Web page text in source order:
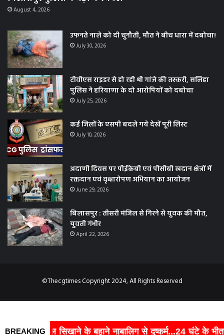
August 4, 2026
उफनते नाले को दी चुनौती, मौत ने बीच धारा में दबोचा!
July 30, 2026
टीवीएस राइडर से हो रही थी गांजे की तस्करी, सलिहा
पुलिस ने हरियाणा के दो आरोपियों को दबोचा
July 25, 2026
कई जिलों के एसपी बदले गये देखें पूरी लिस्ट
July 10, 2026
अदाणी दिवस पर पीईकेबी एवं पीसीबी खदान क्षेत्रों में
रक्तदान एवं वृक्षारोपण अभियान का आयोजन
June 29, 2026
बिलासपुर : तीसरी मंजिल से गिरने से युवक की मौत,
युवती गंभीर
April 22, 2026
©Thecgtimes Copyright 2024, All Rights Reserved
BREAKING
सिखाने के बहाने नाबालिग से दुष्कर्म...24 घंटे के भीतर आरोपी